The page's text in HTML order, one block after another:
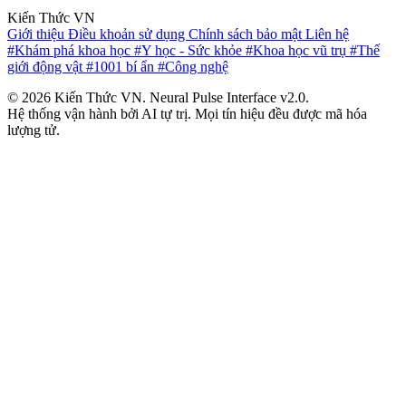
Kiến Thức VN
Giới thiệu Điều khoản sử dụng Chính sách bảo mật Liên hệ
#Khám phá khoa học #Y học - Sức khỏe #Khoa học vũ trụ #Thế
giới động vật #1001 bí ẩn #Công nghệ
© 2026 Kiến Thức VN. Neural Pulse Interface v2.0.
Hệ thống vận hành bởi AI tự trị. Mọi tín hiệu đều được mã hóa
lượng tử.